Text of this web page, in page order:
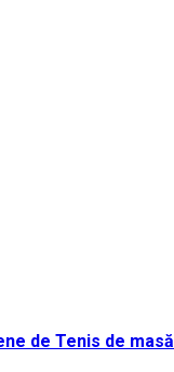
de Tenis de